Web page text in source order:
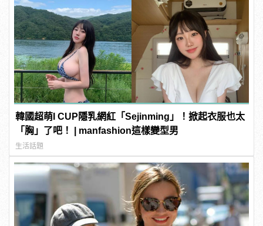
韓國超萌I CUP隱乳網紅「Sejinming」！掀起衣服也太
「胸」了吧！ | manfashion這樣變型男
生活話題